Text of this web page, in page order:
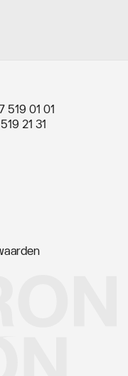
519 01 01
21 31